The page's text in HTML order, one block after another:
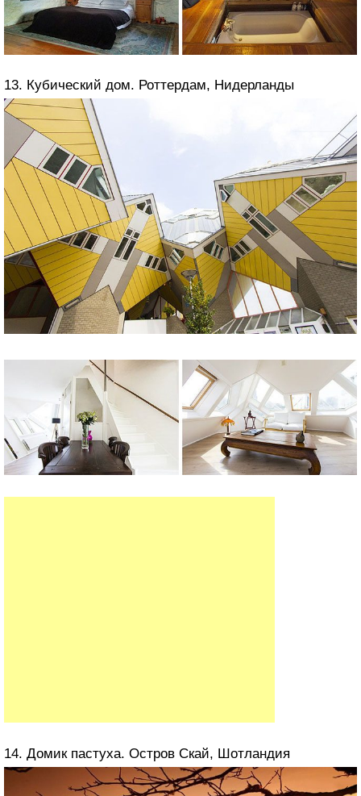
13. Кубический дом. Роттердам, Нидерланды
14. Домик пастуха. Остров Скай, Шотландия